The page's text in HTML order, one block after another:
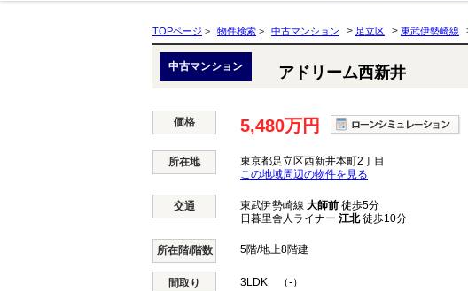
TOPページ > 物件検索 > 中古マンション > 足立区 > 東武伊勢崎線
中古マンション アドリーム西新井
価格 5,480万円
所在地
東京都足立区西新井本町2丁目
この地域周辺の物件を見る
交通 東武伊勢崎線 大師前 徒歩5分
日暮里舎人ライナー 江北徒歩10分
所在階/階数 5階/地上8階建
間取り 3LDK （-）